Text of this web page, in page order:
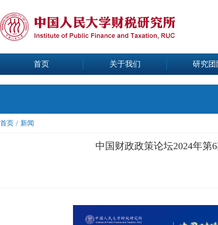
首页 关于我们 研究团
首页 / 新闻
中国财政政策论坛2024年